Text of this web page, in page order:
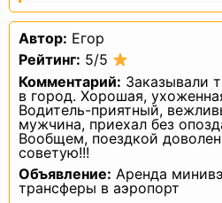
Автор: Егор
Рейтинг: 5/5
Комментарий: Заказывали
в город. Хорошая,
Водитель-приятный,
мужчина, приехал без
Вообщем, поездкой
советую!!!
Объявление: Аренда
трансферы в аэропорт
данные,
субъектам
за исключением
имеются законные
раскрытия таких
данных. Перечень
и порядок ее
Законом о
— требовать от
его
их блокирования
в случае, если
являются неполными,
неточными,
или не являются
заявленной цели